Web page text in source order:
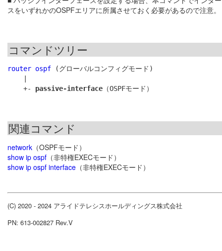
スをいずれかのOSPFエリアに所属させておく必要があるので注意。
コマンドツリー
router ospf (グローバルコンフィグモード)
    +-
passive-interface
関連コマンド
network （OSPFモード）
show ip ospf （非特権EXECモード）
show ip ospf interface （非特権EXECモード）
(C) 2020 - 2024 アライドテレシスホールディングス株式会社
PN: 613-002827 Rev.V